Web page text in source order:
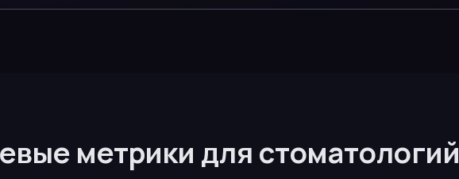
метрики для стоматологий